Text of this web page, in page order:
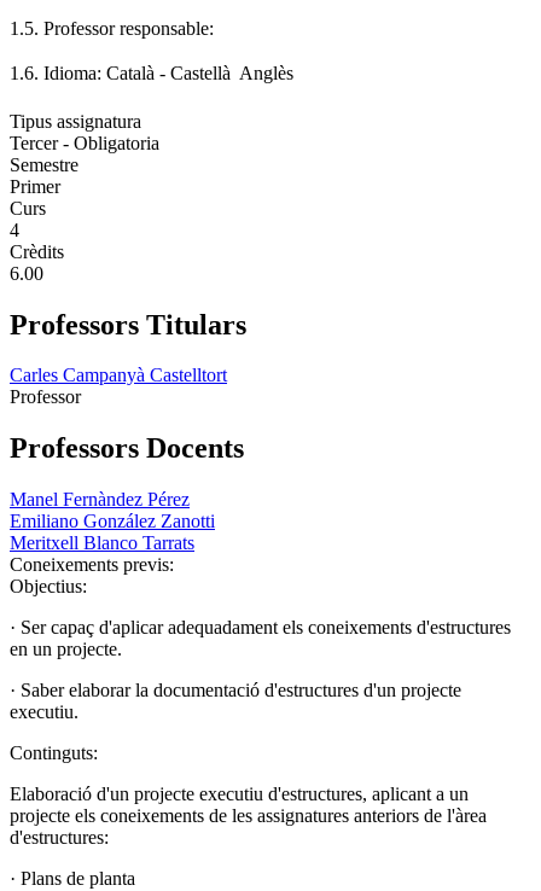
1.5. Professor responsable:
1.6. Idioma: Català - Castellà  Anglès
Tipus assignatura
Tercer - Obligatoria
Semestre
Primer
Curs
4
Crèdits
6.00
Professors Titulars
Carles Campanyà Castelltort
Professor
Professors Docents
Manel Fernàndez Pérez
Emiliano González Zanotti
Meritxell Blanco Tarrats
Coneixements previs:
Objectius:
· Ser capaç d'aplicar adequadament els coneixements d'estructures
en un projecte.
· Saber elaborar la documentació d'estructures d'un projecte
executiu.
Continguts:
Elaboració d'un projecte executiu d'estructures, aplicant a un
projecte els coneixements de les assignatures anteriors de l'àrea
d'estructures:
· Plans de planta